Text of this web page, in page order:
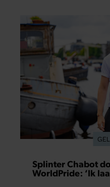
Splinter Chabot
WorldPride: ‘Ik